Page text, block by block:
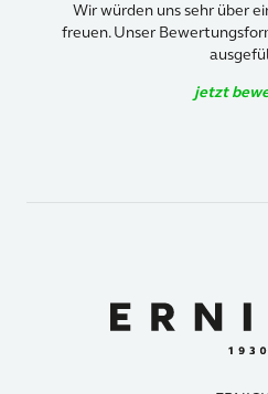
Wir würden uns sehr über
freuen. Unser
jetzt